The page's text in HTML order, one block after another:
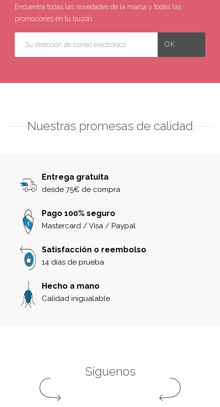
Encuentra todas las novedades de la marca y todas las
promociones en tu buzón.
Nuestras promesas de calidad
Entrega gratuita
desde 75€ de compra
Pago 100% seguro
Mastercard / Visa / Paypal
Satisfacción o reembolso
14 días de prueba
Hecho a mano
Calidad inigualable
Síguenos